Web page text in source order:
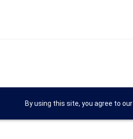
By using this site, you agree to our